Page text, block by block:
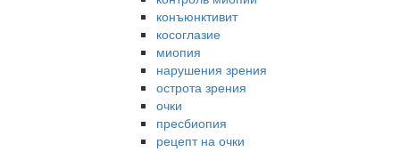
конъюнктивит
косоглазие
миопия
нарушения зрения
острота зрения
очки
пресбиопия
рецепт на очки